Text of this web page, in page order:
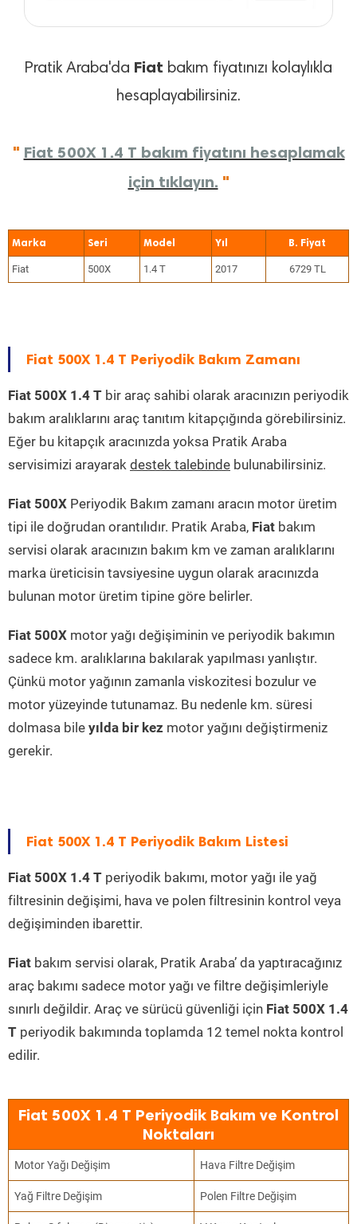
Pratik Araba'da Fiat bakım fiyatınızı kolaylıkla
hesaplayabilirsiniz.
" Fiat 500X 1.4 T bakım fiyatını hesaplamak
için tıklayın. "
Marka Seri Model Yıl
Fiat 500X 1.4 T 2017 6729 TL
Fiat 500X 1.4 T Periyodik Bakım Zamanı
Fiat 500X 1.4 T bir araç sahibi olarak aracınızın periyodik
bakım aralıklarını araç tanıtım kitapçığında görebilirsiniz.
Eğer bu kitapçık aracınızda yoksa Pratik Araba
servisimizi arayarak destek talebinde bulunabilirsiniz.
Fiat 500X Periyodik Bakım zamanı aracın motor üretim
tipi ile doğrudan orantılıdır. Pratik Araba, Fiat bakım
servisi olarak aracınızın bakım km ve zaman aralıklarını
marka üreticisin tavsiyesine uygun olarak aracınızda
bulunan motor üretim tipine göre belirler.
Fiat 500X motor yağı değişiminin ve periyodik bakımın
sadece km. aralıklarına bakılarak yapılması yanlıştır.
Çünkü motor yağının zamanla viskozitesi bozulur ve
motor yüzeyinde tutunamaz. Bu nedenle km. süresi
dolmasa bile yılda bir kez motor yağını değiştirmeniz
gerekir.
Fiat 500X 1.4 T Periyodik Bakım Listesi
Fiat 500X 1.4 T periyodik bakımı, motor yağı ile yağ
filtresinin değişimi, hava ve polen filtresinin kontrol veya
değişiminden ibarettir.
Fiat bakım servisi olarak, Pratik Araba’ da yaptıracağınız
araç bakımı sadece motor yağı ve filtre değişimleriyle
sınırlı değildir. Araç ve sürücü güvenliği için Fiat 500X 1.4
T periyodik bakımında toplamda 12 temel nokta kontrol
edilir.
Fiat 500X 1.4 T Periyodik Bakım ve Kontrol
Noktaları
Motor Yağı Değişim Hava Filtre Değişim
Yağ Filtre Değişim Polen Filtre Değişim